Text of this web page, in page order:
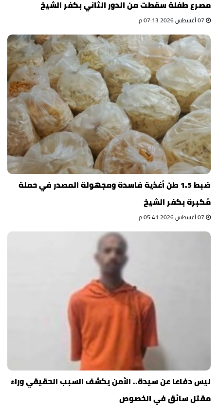
مصرع طفلة سقطت من الدور الثاني بكفر الشيخ
ضبط 1.5 طن أغذية فاسدة ومجهولة المصدر في حملة
مُكبرة بكفر الشيخ
ليس دفاعا عن سيدة.. الأمن يكشف السبب الحقيقي وراء
مقتل سائق في الخصوص